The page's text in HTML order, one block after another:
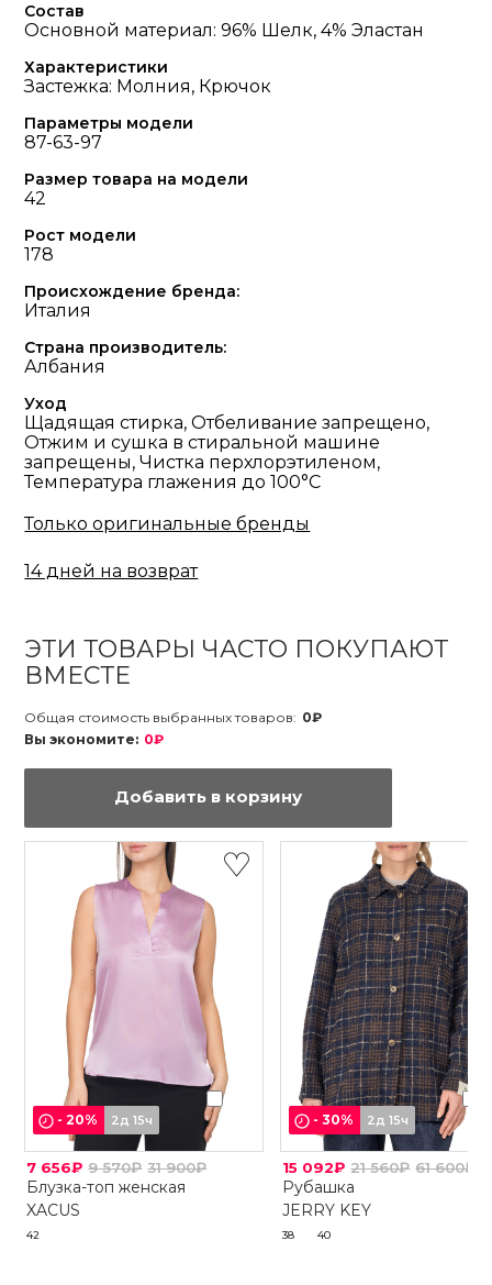
Состав
Основной материал: 96% Шелк, 4% Эластан
Характеристики
Застежка: Молния, Крючок
Параметры модели
87-63-97
Размер товара на модели
42
Рост модели
178
Происхождение бренда:
Италия
Страна производитель:
Албания
Уход
Щадящая стирка, Отбеливание запрещено,
Отжим и сушка в стиральной машине
запрещены, Чистка перхлорэтиленом,
Температура глажения до 100°С
Только оригинальные бренды
14 дней на возврат
ЭТИ ТОВАРЫ ЧАСТО ПОКУПАЮТ
ВМЕСТЕ
Общая стоимость выбранных товаров: 0₽
Вы экономите: 0₽
Добавить в корзину
-20% 2д 15ч
7 656₽ 9 570₽ 31 900₽
Блузка-топ женская
XACUS
42
-30% 2д 15ч
15 092₽ 21 560₽ 61 600₽
Рубашка
JERRY KEY
38 40